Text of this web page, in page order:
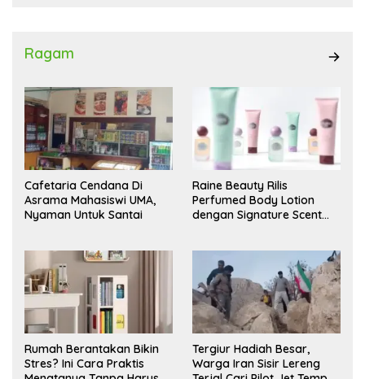
Ragam
Cafetaria Cendana Di
Asrama Mahasiswi UMA,
Nyaman Untuk Santai
Raine Beauty Rilis
Perfumed Body Lotion
dengan Signature Scent
Rumah Berantakan Bikin
Stres? Ini Cara Praktis
Tergiur Hadiah Besar,
Warga Iran Sisir Lereng